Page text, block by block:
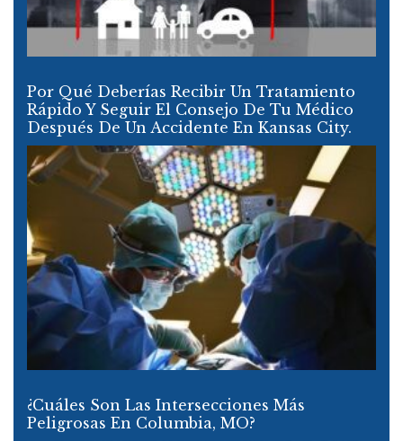
Por Qué Deberías Recibir Un Tratamiento
Rápido Y Seguir El Consejo De Tu Médico
Después De Un Accidente En Kansas City.
¿Cuáles Son Las Intersecciones Más
Peligrosas En Columbia, MO?